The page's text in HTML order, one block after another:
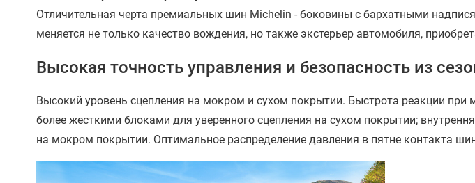
Отличительная черта премиальных шин Michelin - боковины с бархатными
меняется не только качество вождения, но также экстерьер автомобиля,
Высокая точность управления и безопасность из
Высокий уровень сцепления на мокром и сухом покрытии​. Быстрота реакции
более жесткими блоками для уверенного сцепления на сухом покрытии;
на мокром покрытии​. Оптимальное распределение давления в пятне контакта